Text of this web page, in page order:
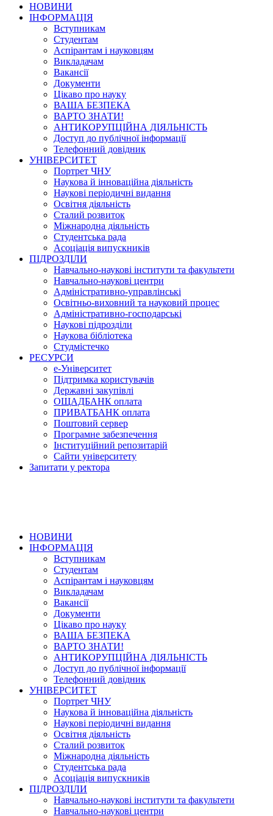
НОВИНИ
ІНФОРМАЦІЯ
Вступникам
Студентам
Аспірантам і науковцям
Викладачам
Вакансії
Документи
Цікаво про науку
ВАША БЕЗПЕКА
ВАРТО ЗНАТИ!
АНТИКОРУПЦІЙНА ДІЯЛЬНІСТЬ
Доступ до публічної інформації
Телефонний довідник
УНІВЕРСИТЕТ
Портрет ЧНУ
Наукова й інноваційна діяльність
Наукові періодичні видання
Освітня діяльність
Сталий розвиток
Міжнародна діяльність
Студентська рада
Асоціація випускників
ПІДРОЗДІЛИ
Навчально-наукові інститути та факультети
Навчально-наукові центри
Адміністративно-управлінські
Освітньо-виховний та науковий процес
Адміністративно-господарські
Наукові підрозділи
Наукова бібліотека
Студмістечко
РЕСУРСИ
е-Університет
Підтримка користувачів
Державні закупівлі
ОЩАДБАНК оплата
ПРИВАТБАНК оплата
Поштовий сервер
Програмне забезпечення
Інституційний репозитарій
Сайти університету
Запитати у ректора
НОВИНИ
ІНФОРМАЦІЯ
Вступникам
Студентам
Аспірантам і науковцям
Викладачам
Вакансії
Документи
Цікаво про науку
ВАША БЕЗПЕКА
ВАРТО ЗНАТИ!
АНТИКОРУПЦІЙНА ДІЯЛЬНІСТЬ
Доступ до публічної інформації
Телефонний довідник
УНІВЕРСИТЕТ
Портрет ЧНУ
Наукова й інноваційна діяльність
Наукові періодичні видання
Освітня діяльність
Сталий розвиток
Міжнародна діяльність
Студентська рада
Асоціація випускників
ПІДРОЗДІЛИ
Навчально-наукові інститути та факультети
Навчально-наукові центри